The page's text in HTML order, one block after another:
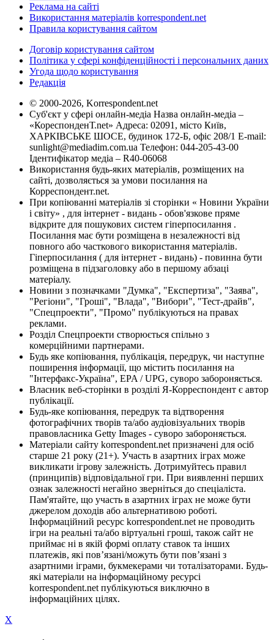
Реклама на сайті
Використання матеріалів korrespondent.net
Правила користування сайтом
Договір користування сайтом
Політика у сфері конфіденційності і персональних даних
Угода щодо користування
Редакція
© 2000-2026, Korrespondent.net
Суб'єкт у сфері онлайн-медіа Назва онлайн-медіа –
«КореспонденТ.net» Адреса: 02091, місто Київ,
ХАРКІВСЬКЕ ШОСЕ, будинок 172-Б, офіс 208/1 E-mail:
sunlight@mediadim.com.ua Телефон: 044-205-43-00
Ідентифікатор медіа – R40-06068
Використання будь-яких матеріалів, розміщених на
сайті, дозволяється за умови посилання на
Корреспондент.net.
При копіюванні матеріалів зі сторінки « Новини України
і світу» , для інтернет - видань - обов'язкове пряме
відкрите для пошукових систем гіперпосилання .
Посилання має бути розміщена в незалежності від
повного або часткового використання матеріалів.
Гіперпосилання ( для інтернет - видань) - повинна бути
розміщена в підзаголовку або в першому абзаці
матеріалу.
Новини з позначками "Думка", "Експертиза", "Заява",
"Регіони", "Гроші", "Влада", "Вибори", "Тест-драйв",
"Спецпроекти", "Промо" публікуються на правах
реклами.
Розділ Спецпроекти створюється спільно з
комерційними партнерами.
Будь яке копіювання, публікація, передрук, чи наступне
поширення інформації, що містить посилання на
"Інтерфакс-Україна", EPA / UPG, суворо забороняється.
Власник веб-сторінки в розділі Я-Корреспондент є автор
публікації.
Будь-яке копіювання, передрук та відтворення
фотографічних творів та/або аудіовізуальних творів
правовласника Getty Images - суворо забороняється.
Матеріали сайту korrespondent.net призначені для осіб
старше 21 року (21+). Участь в азартних іграх може
викликати ігрову залежність. Дотримуйтесь правил
(принципів) відповідальної гри. При виявленні перших
ознак залежності негайно зверніться до спеціаліста.
Пам'ятайте, що участь в азартних іграх не може бути
джерелом доходів або альтернативою роботі.
Інформаційний ресурс korrespondent.net не проводить
ігри на реальні та/або віртуальні гроші, також сайт не
приймає ні в якій формі оплату ставок та інших
платежів, які пов’язані/можуть бути пов’язані з
азартними іграми, букмекерами чи тоталізаторами. Будь-
які матеріали на інформаційному ресурсі
korrespondent.net публікуються виключно в
інформаційних цілях.
X